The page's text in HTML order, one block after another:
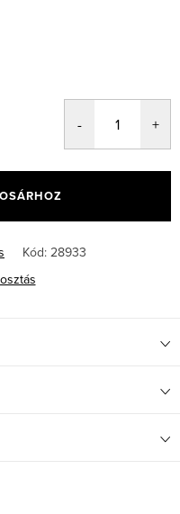
Kód: 28933